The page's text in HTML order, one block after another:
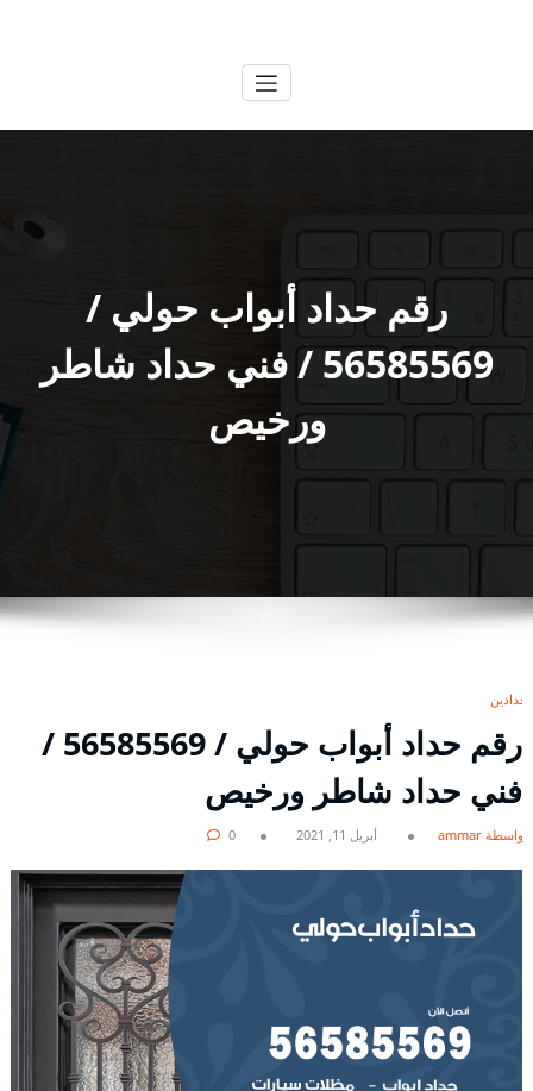
رقم حداد أبواب حولي /
56585569 / فني حداد شاطر
ورخيص
حدادين
رقم حداد أبواب حولي / 56585569 /
فني حداد شاطر ورخيص
بواسطة ammar أبريل 11, 2021 0